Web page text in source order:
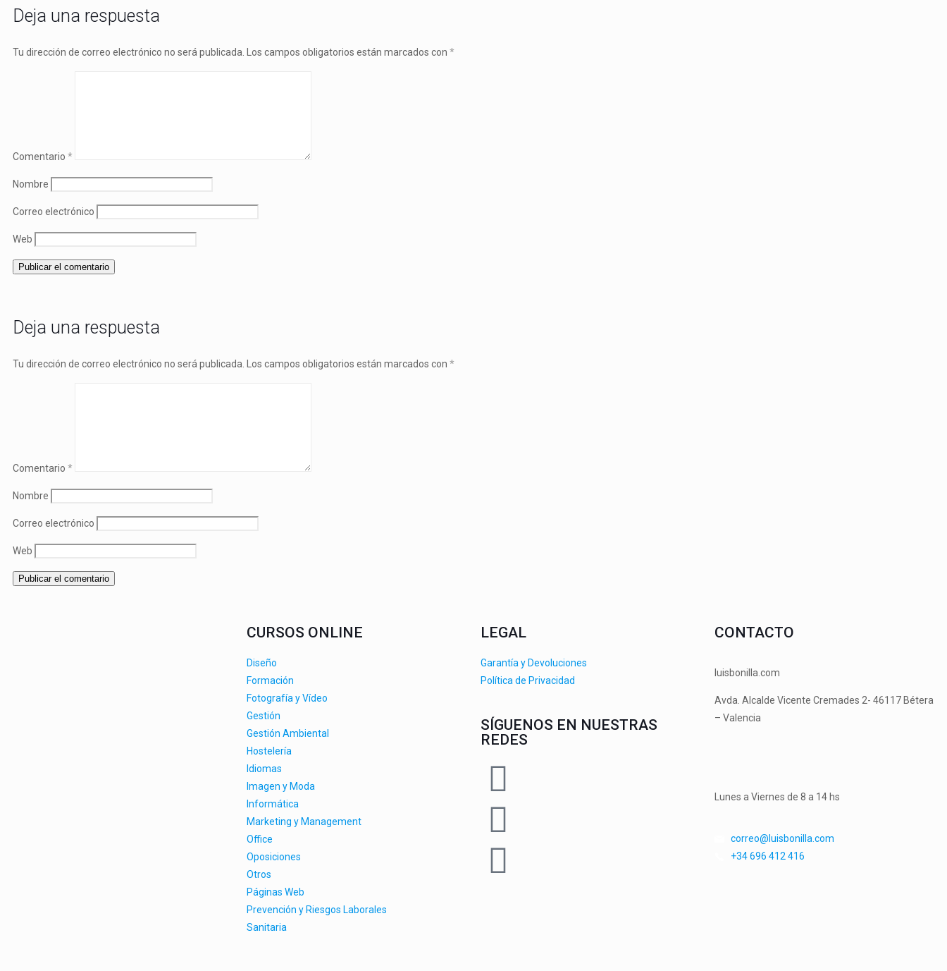
Deja una respuesta
Tu dirección de correo electrónico no será publicada. Los campos obligatorios están marcados con *
Comentario *
Nombre
Correo electrónico
Web
Deja una respuesta
Tu dirección de correo electrónico no será publicada. Los campos obligatorios están marcados con *
Comentario *
Nombre
Correo electrónico
Web
CURSOS ONLINE
Diseño
Formación
Fotografía y Vídeo
Gestión
Gestión Ambiental
Hostelería
Idiomas
Imagen y Moda
Informática
Marketing y Management
Office
Oposiciones
Otros
Páginas Web
Prevención y Riesgos Laborales
Sanitaria
LEGAL
Garantía y Devoluciones
Política de Privacidad
SÍGUENOS EN NUESTRAS
REDES
CONTACTO
luisbonilla.com
Avda. Alcalde Vicente Cremades 2- 46117 Bétera
– Valencia
Lunes a Viernes de 8 a 14 hs
correo@luisbonilla.com
+34 696 412 416